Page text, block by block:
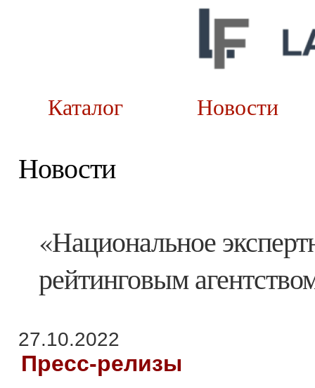
Каталог
Новости
«Национальное
рейтинговым
27.10.2022
Пресс-релизы